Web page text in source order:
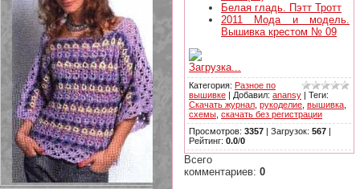
Белая гладь. Пэтт Тротт
2011 Мода и модель.
Вышивка крестом № 09
Загрузка...
Категория: Разное по
вышивке | Добавил: anansy | Теги:
Скачать журнал рукоделие вышивка
схемы скачать без регистрации
Просмотров: 3357 | Загрузок: 567 |
Рейтинг: 0.0/0
Всего
комментариев: 0